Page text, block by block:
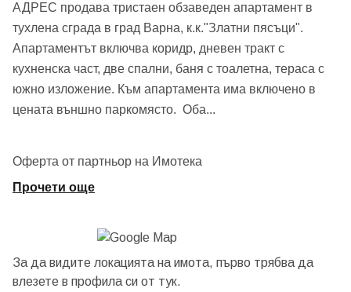
АДРЕС продава тристаен обзаведен апартамент в
тухлена сграда в град Варна, к.к."Златни пясъци".
Апартаментът включва коридр, дневен тракт с
кухненска част, две спални, баня с тоалетна, тераса с
южно изложение. Към апартамента има включено в
цената външно паркомясто. Оба...
Оферта от партньор на Имотека
Прочети още
За да видите локацията на имота, първо трябва да
влезете в профила си от тук.